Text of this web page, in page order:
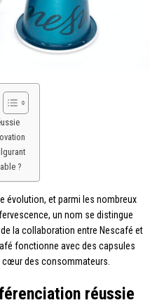
?
évolution, et parmi les nombreux
un nom se distingue
la collaboration entre Nescafé et
fonctionne avec des capsules
cœur des consommateurs.
réussie